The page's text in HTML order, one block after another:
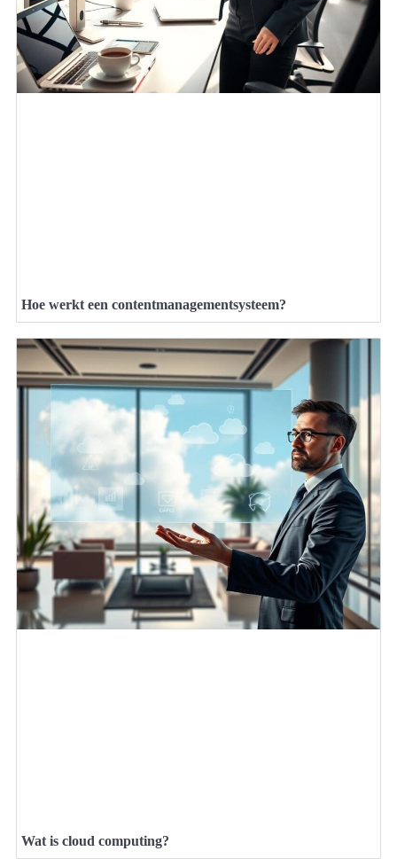
Hoe werkt een contentmanagementsysteem?
Wat is cloud computing?